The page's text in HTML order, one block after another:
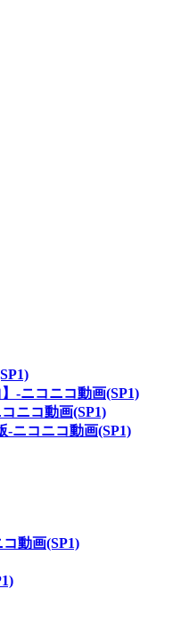
‐ニコニコ動画(SP1)
ニコ動画(SP1)
ニコニコ動画(SP1)
動画(SP1)